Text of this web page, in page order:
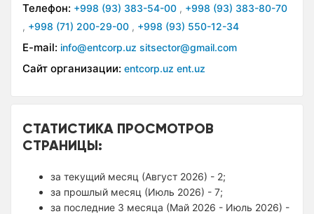
Телефон: +998 (93) 383-54-00 , +998 (93) 383-80-70
, +998 (71) 200-29-00 , +998 (93) 550-12-34
E-mail: info@entcorp.uz sitsector@gmail.com
Сайт организации: entcorp.uz ent.uz
СТАТИСТИКА ПРОСМОТРОВ
СТРАНИЦЫ:
за текущий месяц (Август 2026) - 2;
за прошлый месяц (Июль 2026) - 7;
за последние 3 месяца (Май 2026 - Июль 2026) -